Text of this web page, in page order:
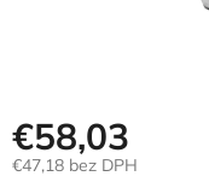
€58,03
€47,18 bez DPH